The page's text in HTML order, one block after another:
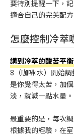
要特別提醒一下，
適合自己的完美配方
怎麼控制冷萃
講到冷萃的酸苦平
8（咖啡:水）開始
是你覺得太苦，加
淡，就減一點水量。
最重要的是，每次
根據我的經驗，在